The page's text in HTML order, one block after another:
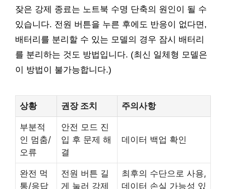
잦은 강제 종료는 노트북 수명 단축의 원인이 될 수
있습니다. 전원 버튼을 누른 후에도 반응이 없다면,
배터리를 분리할 수 있는 모델의 경우 잠시 배터리
를 분리하는 것도 방법입니다. (최신 일체형 모델은
이 방법이 불가능합니다.)
상황 권장 조치 주의사항
부분적
인 멈춤/
오류
안전 모드 진
입 후 문제 해
결
데이터 백업 확인
완전 먹
통/응답
전원 버튼 길
게 눌러 강제
최후의 수단으로 사용,
데이터 손실 가능성 있